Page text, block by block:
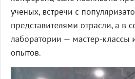
ученых, встречи с
представителями отрасли, а в
лаборатории — мастер-классы
опытов.